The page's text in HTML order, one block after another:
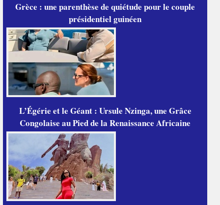
Grèce : une parenthèse de quiétude pour le couple
présidentiel guinéen
L’Égérie et le Géant : Ursule Nzinga, une Grâce
Congolaise au Pied de la Renaissance Africaine